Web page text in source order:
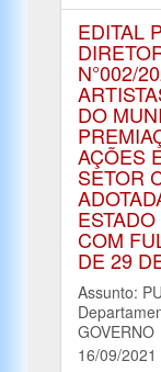
EDITAL
N°002/
DO
AÇÕES
SETOR
COM
DE 29
Assunto:
16/09/2021